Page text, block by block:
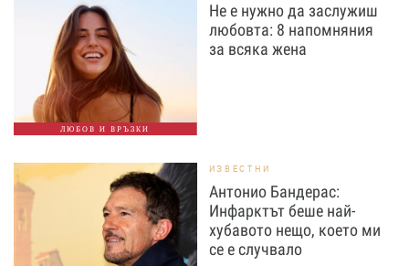
ЛЮБОВ И ВРЪЗКИ
Не е нужно да заслужиш
любовта: 8 напомняния
за всяка жена
ИЗВЕСТНИ
Антонио Бандерас:
Инфарктът беше най-
хубавото нещо, което ми
се е случвало